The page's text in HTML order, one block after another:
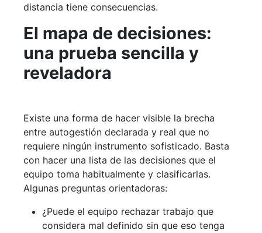
distancia tiene consecuencias.
El mapa de decisiones:
una prueba sencilla y
reveladora
Existe una forma de hacer visible la brecha
entre autogestión declarada y real que no
requiere ningún instrumento sofisticado. Basta
con hacer una lista de las decisiones que el
equipo toma habitualmente y clasificarlas.
Algunas preguntas orientadoras:
¿Puede el equipo rechazar trabajo que
considera mal definido sin que eso tenga